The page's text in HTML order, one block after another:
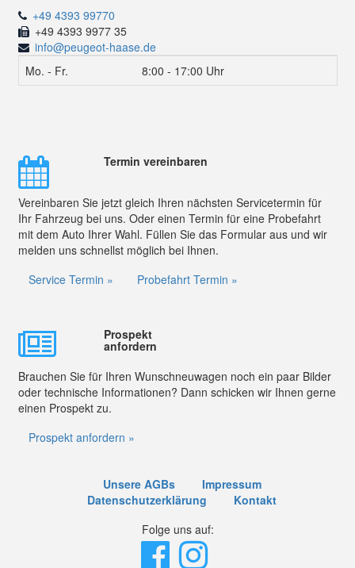
+49 4393 99770
+49 4393 9977 35
info@peugeot-haase.de
Mo. - Fr.
8:00 - 17:00 Uhr
Termin vereinbaren
Vereinbaren Sie jetzt gleich Ihren nächsten Servicetermin für
Ihr Fahrzeug bei uns. Oder einen Termin für eine Probefahrt
mit dem Auto Ihrer Wahl. Füllen Sie das Formular aus und wir
melden uns schnellst möglich bei Ihnen.
Service Termin »
Probefahrt Termin »
Prospekt
anfordern
Brauchen Sie für Ihren Wunschneuwagen noch ein paar Bilder
oder technische Informationen? Dann schicken wir Ihnen gerne
einen Prospekt zu.
Prospekt anfordern »
Unsere AGBs
Impressum
Datenschutzerklärung
Kontakt
Folge uns auf: